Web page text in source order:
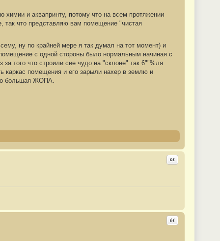
химии и аквапринту, потому что на всем протяжении
так что представляю вам помещение "чистая
ну по крайней мере я так думал на тот момент) и
с одной стороны было нормальным начиная с
того что строили сие чудо на "склоне" так 6""%ля
каркас помещения и его зарыли нахер в землю и
большая ЖОПА.
Ответить с
Ответить с